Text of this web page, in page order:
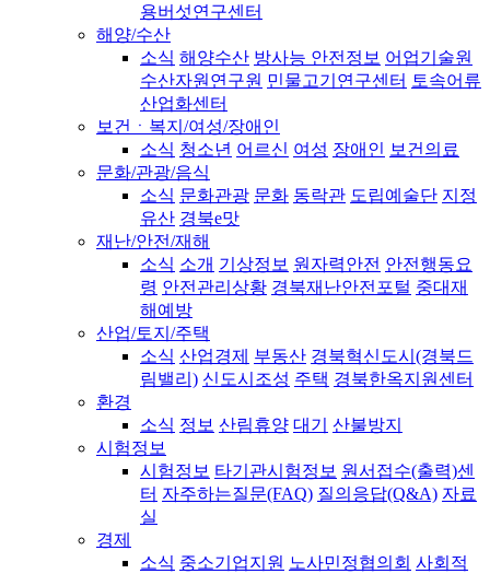
용버섯연구센터
해양/수산
소식 해양수산 방사능 안전정보 어업기술원
수산자원연구원 민물고기연구센터 토속어류
산업화센터
보건ㆍ복지/여성/장애인
소식 청소년 어르신 여성 장애인 보건의료
문화/관광/음식
소식 문화관광 문화 동락관 도립예술단 지정
유산 경북e맛
재난/안전/재해
소식 소개 기상정보 원자력안전 안전행동요
령 안전관리상황 경북재난안전포털 중대재
해예방
산업/토지/주택
소식 산업경제 부동산 경북혁신도시(경북드
림밸리) 신도시조성 주택 경북한옥지원센터
환경
소식 정보 산림휴양 대기
산불방지
시험정보
시험정보 타기관시험정보 원서접수(출력)센
터 자주하는질문(FAQ) 질의응답(Q&A) 자료
실
경제
소식 중소기업지원 노사민정협의회 사회적